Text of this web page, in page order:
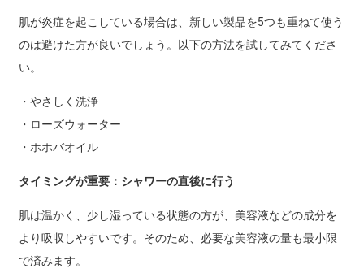
肌が炎症を起こしている場合は、新しい製品を5つも重ねて使う
のは避けた方が良いでしょう。以下の方法を試してみてくださ
い。
・やさしく洗浄
・ローズウォーター
・ホホバオイル
タイミングが重要：シャワーの直後に行う
肌は温かく、少し湿っている状態の方が、美容液などの成分を
より吸収しやすいです。そのため、必要な美容液の量も最小限
で済みます。